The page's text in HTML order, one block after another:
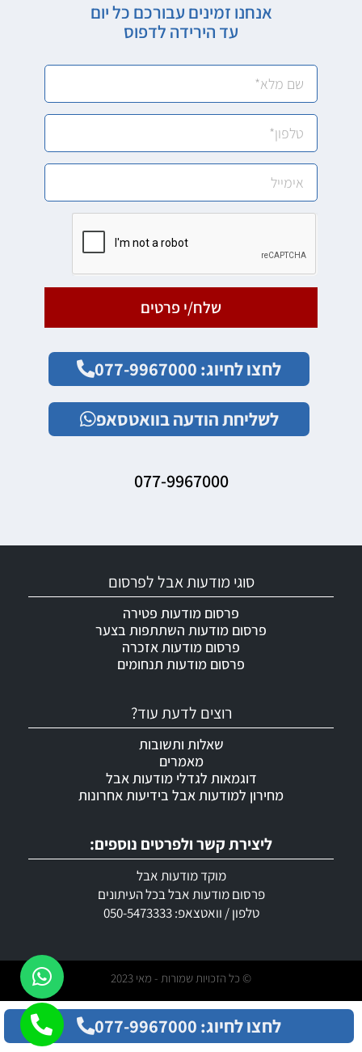
אנחנו זמינים עבורכם כל יום
עד הירידה לדפוס
שלח/י פרטים
לחצו לחיוג: 077-9967000
לשליחת הודעה בוואטסאפ
077-9967000
ליצירת קשר ולפרטים נוספים:
מוקד מודעות אבל
פרסום מודעות אבל בכל העיתונים
טלפון / וואטצאפ: 050-5473333
רוצים לדעת עוד?
שאלות ותשובות
מאמרים
דוגמאות לגדלי מודעות אבל
מחירון למודעות אבל בידיעות אחרונות
סוגי מודעות אבל לפרסום
פרסום מודעות פטירה
פרסום מודעות השתתפות בצער
פרסום מודעות אזכרה
פרסום מודעות תנחומים
© כל הזכויות שמורות - מאי 2023
לחצו לחיוג: 077-9967000